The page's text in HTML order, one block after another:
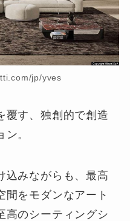
jp/yves
覆す、独創的で創造
。
込みながらも、最高
間をモダンなアート
高のシーティングシ